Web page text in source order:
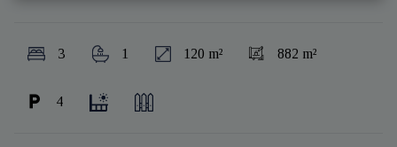
3 1 120 m² 882 m²
4